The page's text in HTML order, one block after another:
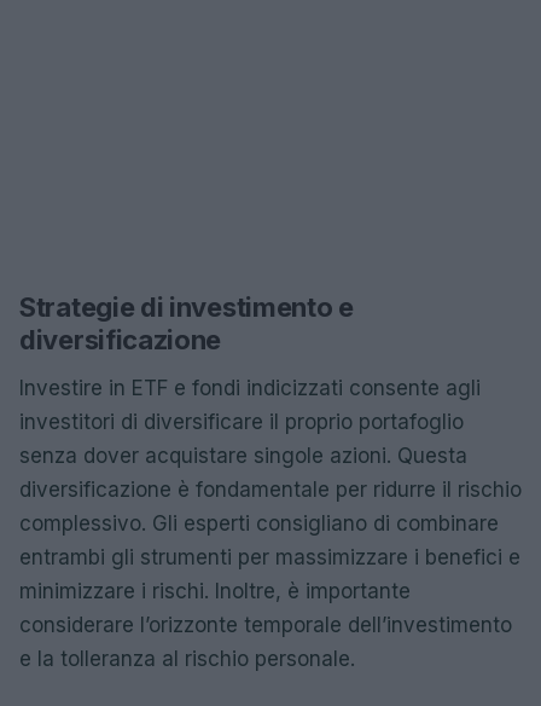
Strategie di investimento e
diversificazione
Investire in ETF e fondi indicizzati consente agli
investitori di diversificare il proprio portafoglio
senza dover acquistare singole azioni. Questa
diversificazione è fondamentale per ridurre il rischio
complessivo. Gli esperti consigliano di combinare
entrambi gli strumenti per massimizzare i benefici e
minimizzare i rischi. Inoltre, è importante
considerare l’orizzonte temporale dell’investimento
e la tolleranza al rischio personale.